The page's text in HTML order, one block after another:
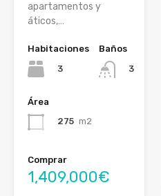
apartamentos y
áticos,…
Habitaciones
3
Baños
3
Área
275 m2
Comprar
1,409,000€